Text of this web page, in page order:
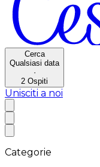
Cerca
Qualsiasi data
·
2 Ospiti
Unisciti a noi
Categorie